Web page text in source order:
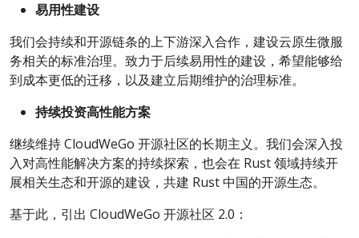
易用性建设
我们会持续和开源链条的上下游深入合作，建设云原生微服
务相关的标准治理。致力于后续易用性的建设，希望能够给
到成本更低的迁移，以及建立后期维护的治理标准。
持续投资高性能方案
继续维持 CloudWeGo 开源社区的长期主义。我们会深入投
入对高性能解决方案的持续探索，也会在 Rust 领域持续开
展相关生态和开源的建设，共建 Rust 中国的开源生态。
基于此，引出 CloudWeGo 开源社区 2.0：